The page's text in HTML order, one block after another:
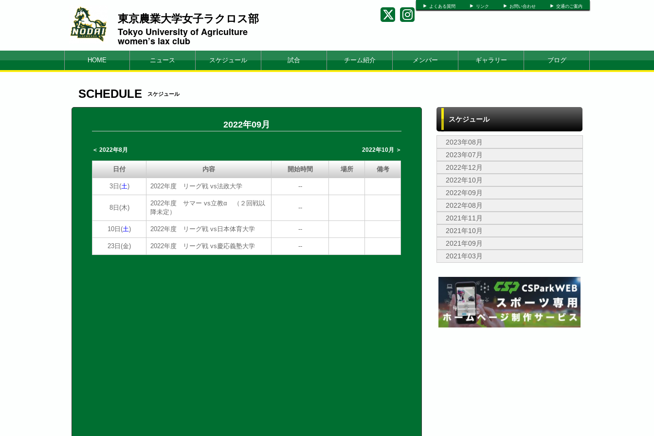
よくある質問 リンク お問い合わせ 交通のご案内
東京農業大学女子ラクロス部
Tokyo University of Agriculture
women’s lax club
HOME ニュース スケジュール 試合 チーム紹介 メンバー ギャラリー ブログ
SCHEDULE スケジュール
2022年09月
＜ 2022年8月 2022年10月 ＞
日付 内容 開始時間 場所 備考
3日(土) 2022年度 リーグ戦 vs法政大学 --
8日(木)
2022年度 サマー vs立教α （２回戦以
降未定）
--
10日(土) 2022年度 リーグ戦 vs日本体育大学 --
23日(金) 2022年度 リーグ戦 vs慶応義塾大学 --
スケジュール
2023年08月
2023年07月
2022年12月
2022年10月
2022年09月
2022年08月
2021年11月
2021年10月
2021年09月
2021年03月